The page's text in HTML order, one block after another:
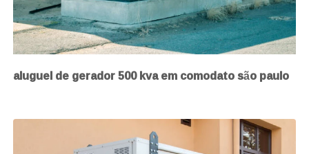
aluguel de gerador 500 kva em comodato são paulo